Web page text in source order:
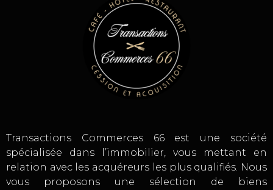
Transactions Commerces 66 est une société
spécialisée dans l’immobilier, vous mettant en
relation avec les acquéreurs les plus qualifiés. Nous
vous proposons une sélection de biens